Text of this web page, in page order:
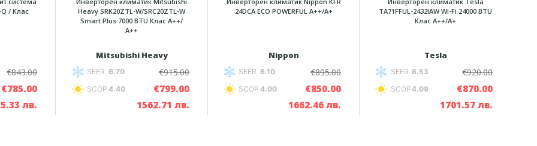
Q / Клас
€843.00
€785.00
лв.
Heavy SRK20ZTL-W/SRC20ZTL-W
Smart Plus 7000 BTU Клас A++/
А++
Mitsubishi Heavy
SEER 6.70
SCOP 4.40
€915.00
€799.00
1562.71 лв.
24DCA ECO POWERFUL A++/A+
Nippon
SEER 6.10
SCOP 4.00
€895.00
€850.00
1662.46 лв.
TA71FFUL-2432IAW Wi-Fi 24000 BTU
Клас A++/А+
Tesla
SEER 6.53
SCOP4.09
€920.00
€870.00
1701.57 лв.